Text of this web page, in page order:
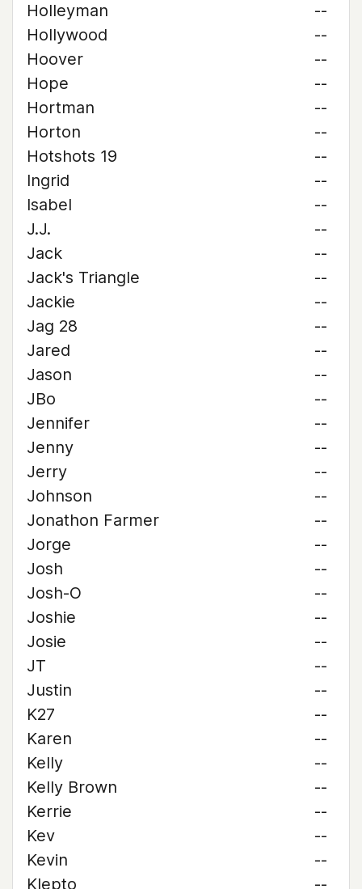
Holleyman
--
Hollywood
--
Hoover
--
Hope
--
Hortman
--
Horton
--
Hotshots 19
--
Ingrid
--
Isabel
--
J.J.
--
Jack
--
Jack's Triangle
--
Jackie
--
Jag 28
--
Jared
--
Jason
--
JBo
--
Jennifer
--
Jenny
--
Jerry
--
Johnson
--
Jonathon Farmer
--
Jorge
--
Josh
--
Josh-O
--
Joshie
--
Josie
--
JT
--
Justin
--
K27
--
Karen
--
Kelly
--
Kelly Brown
--
Kerrie
--
Kev
--
Kevin
--
Klepto
--